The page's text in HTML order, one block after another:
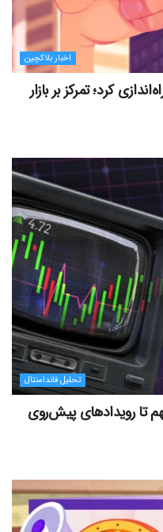
اخبار بلاکچین
کرد؛ تمرکز بر بازار
تحلیل فاندامنتال
تا رویدادهای پیش‌روی